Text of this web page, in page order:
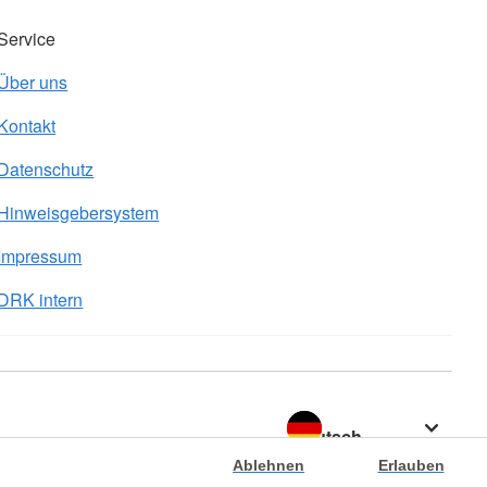
Ablehnen Erlauben
uns
intern
Sprache wechseln zu